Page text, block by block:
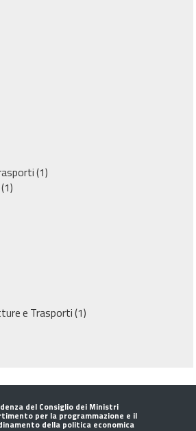
(1)
(1)
e Trasporti(1)
del Consiglio dei Ministri
per la programmazione e il
della politica economica